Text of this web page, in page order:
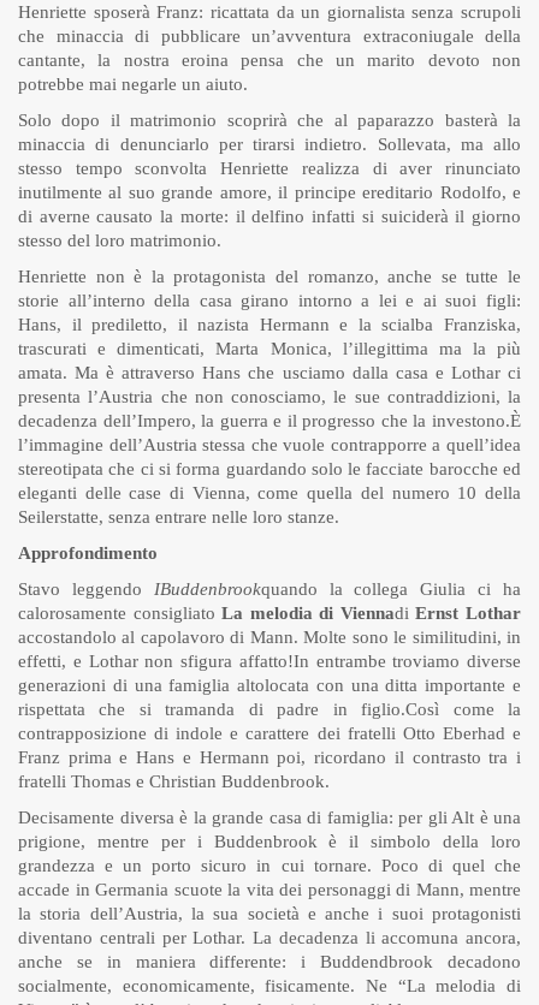
Henriette sposerà Franz: ricattata da un giornalista senza scrupoli
che minaccia di pubblicare un’avventura extraconiugale della
cantante, la nostra eroina pensa che un marito devoto non
potrebbe mai negarle un aiuto.
Solo dopo il matrimonio scoprirà che al paparazzo basterà la
minaccia di denunciarlo per tirarsi indietro. Sollevata, ma allo
stesso tempo sconvolta Henriette realizza di aver rinunciato
inutilmente al suo grande amore, il principe ereditario Rodolfo, e
di averne causato la morte: il delfino infatti si suiciderà il giorno
stesso del loro matrimonio.
Henriette non è la protagonista del romanzo, anche se tutte le
storie all’interno della casa girano intorno a lei e ai suoi figli:
Hans, il prediletto, il nazista Hermann e la scialba Franziska,
trascurati e dimenticati, Marta Monica, l’illegittima ma la più
amata. Ma è attraverso Hans che usciamo dalla casa e Lothar ci
presenta l’Austria che non conosciamo, le sue contraddizioni, la
decadenza dell’Impero, la guerra e il progresso che la investono.È
l’immagine dell’Austria stessa che vuole contrapporre a quell’idea
stereotipata che ci si forma guardando solo le facciate barocche ed
eleganti delle case di Vienna, come quella del numero 10 della
Seilerstatte, senza entrare nelle loro stanze.
Approfondimento
Stavo leggendo IBuddenbrookquando la collega Giulia ci ha
calorosamente consigliatoLa melodia di ViennadiErnst Lothar
accostandolo al capolavoro di Mann. Molte sono le similitudini, in
effetti, e Lothar non sfigura affatto!In entrambe troviamo diverse
generazioni di una famiglia altolocata con una ditta importante e
rispettata che si tramanda di padre in figlio.Così come la
contrapposizione di indole e carattere dei fratelli Otto Eberhad e
Franz prima e Hans e Hermann poi, ricordano il contrasto tra i
fratelli Thomas e Christian Buddenbrook.
Decisamente diversa è la grande casa di famiglia: per gli Alt è una
prigione, mentre per i Buddenbrook è il simbolo della loro
grandezza e un porto sicuro in cui tornare. Poco di quel che
accade in Germania scuote la vita dei personaggi di Mann, mentre
la storia dell’Austria, la sua società e anche i suoi protagonisti
diventano centrali per Lothar. La decadenza li accomuna ancora,
anche se in maniera differente: i Buddendbrook decadono
socialmente, economicamente, fisicamente. Ne “La melodia di